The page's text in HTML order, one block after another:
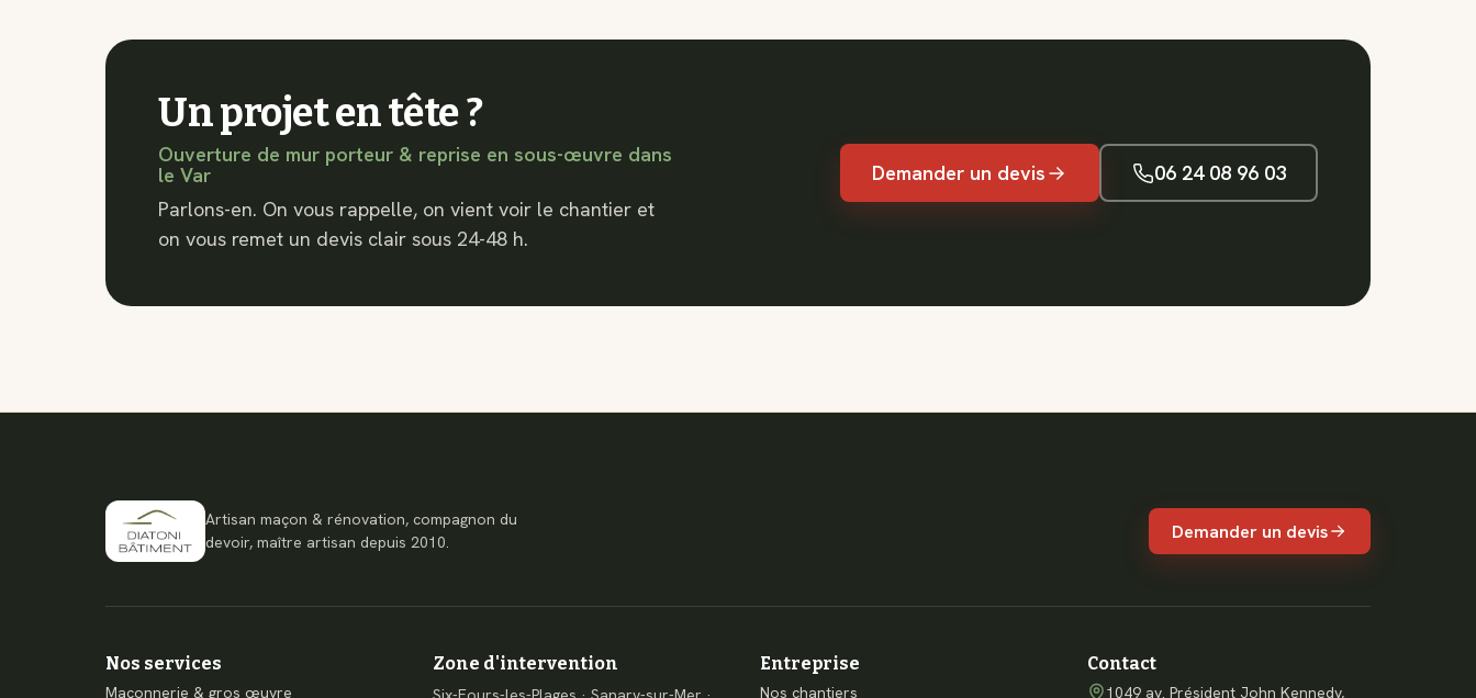
Un projet en tête ?
Ouverture de mur porteur & reprise en sous-œuvre dans
le Var
Parlons-en. On vous rappelle, on vient voir le chantier et
on vous remet un devis clair sous 24-48 h.
Demander un devis 06 24 08 96 03
Artisan maçon & rénovation, compagnon du
devoir, maître artisan depuis 2010.
Demander un devis
Nos services
Maçonnerie & gros œuvre
Zone d'intervention Entreprise
Nos chantiers
Contact
1049 av. Président John Kennedy,